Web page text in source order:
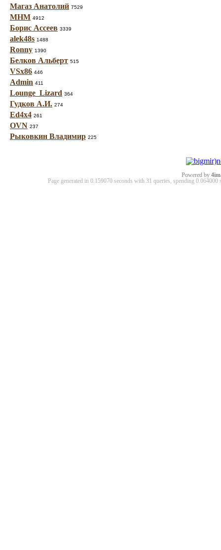
Магаз Анатолий 7529
МНМ 4912
Борис Ассеев 3339
alek48s 1488
Ronny 1390
Белков Альберт 515
VSx86 446
Admin 411
Lounge_Lizard 364
Гудков А.И. 274
Ed4x4 261
OVN 237
Рыковкин Владимир 225
Powered by
Page generated in 0.159070 seconds with 31 queries, spending